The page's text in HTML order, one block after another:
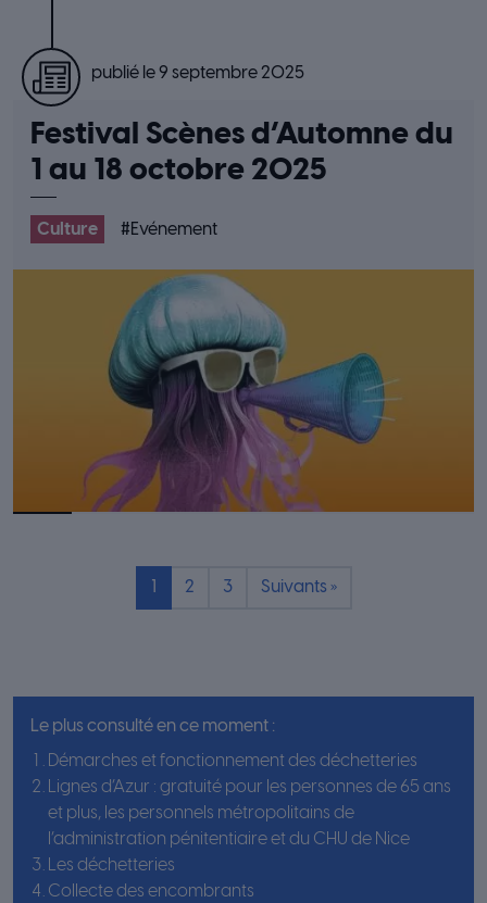
publié le 9 septembre 2025
Festival Scènes d’Automne du
1 au 18 octobre 2025
Culture #Evénement
Pagination
1 2 3 Suivants »
Le plus consulté en ce moment :
Démarches et fonctionnement des déchetteries
Lignes d’Azur : gratuité pour les personnes de 65 ans
et plus, les personnels métropolitains de
l’administration pénitentiaire et du CHU de Nice
Les déchetteries
Collecte des encombrants